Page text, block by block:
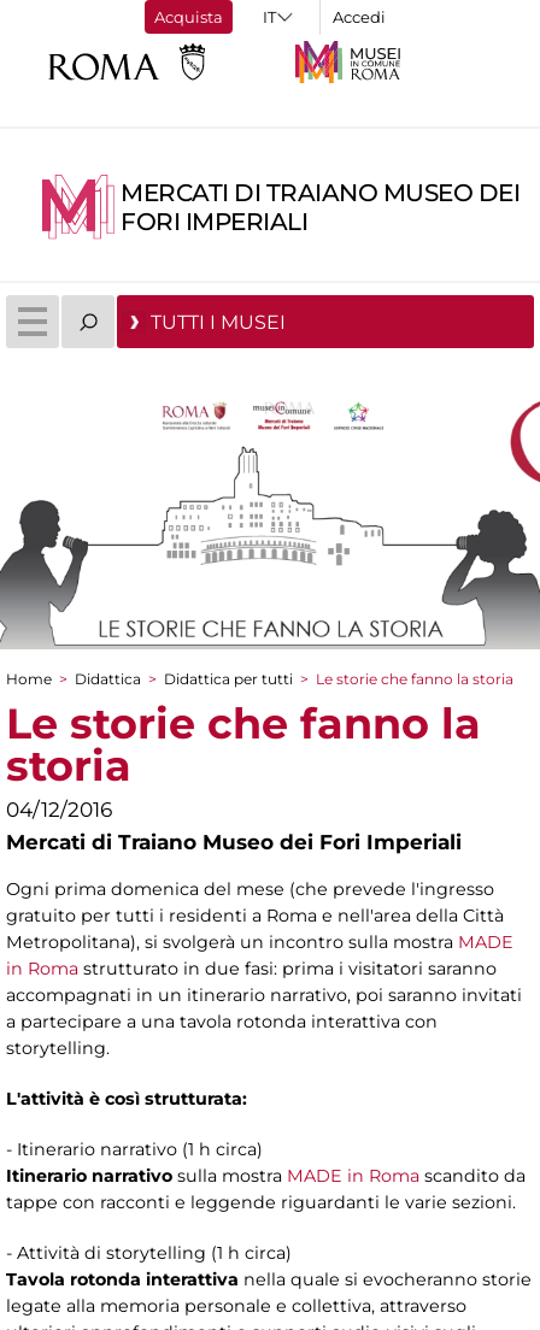
Acquista Accedi
MERCATI DI TRAIANO MUSEO DEI
FORI IMPERIALI
TUTTI I MUSEI
Tu sei qui
Home > Didattica > Didattica per tutti > Le storie che fanno la storia
Le storie che fanno la
storia
04/12/2016
Mercati di Traiano Museo dei Fori Imperiali
Ogni prima domenica del mese (che prevede l'ingresso
gratuito per tutti i residenti a Roma e nell'area della Città
Metropolitana), si svolgerà un incontro sulla mostra MADE
in Roma strutturato in due fasi: prima i visitatori saranno
accompagnati in un itinerario narrativo, poi saranno invitati
a partecipare a una tavola rotonda interattiva con
storytelling.
L'attività è così strutturata:
- Itinerario narrativo (1 h circa)
Itinerario narrativo sulla mostra MADE in Roma scandito da
tappe con racconti e leggende riguardanti le varie sezioni.
- Attività di storytelling (1 h circa)
Tavola rotonda interattiva nella quale si evocheranno storie
legate alla memoria personale e collettiva, attraverso